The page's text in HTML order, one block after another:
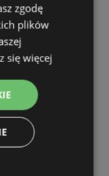
zgodę
plików
się więcej